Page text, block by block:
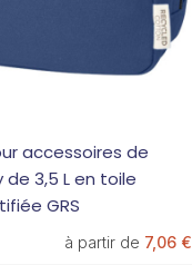
accessoires de
3,5 L en toile
GRS
à partir de 7,06 €